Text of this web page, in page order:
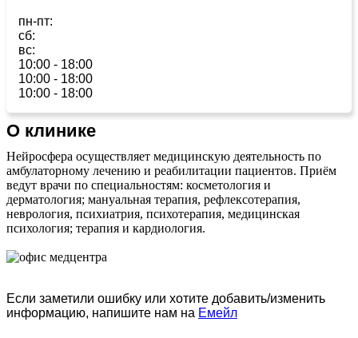
пн-пт:
сб:
вс:
10:00 - 18:00
10:00 - 18:00
10:00 - 18:00
О клинике
Нейросфера осуществляет медицинскую деятельность по
амбулаторному лечению и реабилитации пациентов. Приём
ведут врачи по специальностям: косметология и
дерматология; мануальная терапия, рефлексотерапия,
неврология, психиатрия, психотерапия, медицинская
психология; терапия и кардиология.
Если заметили ошибку или хотите добавить/изменить
информацию, напишите нам на Емейл